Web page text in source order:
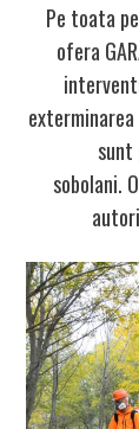
Pe toata
ofera
sunt
sobolani.